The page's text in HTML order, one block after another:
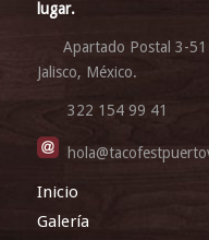
lugar.
Apartado Postal 3-
Jalisco, México.
322 154 99 41
Inicio
Galería